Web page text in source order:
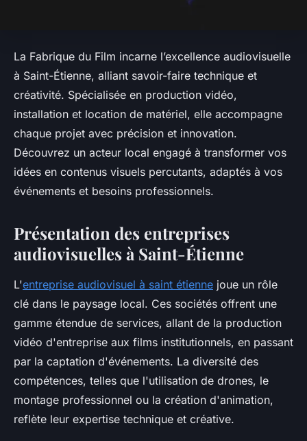
La Fabrique du Film incarne l’excellence audiovisuelle
à Saint-Étienne, alliant savoir-faire technique et
créativité. Spécialisée en production vidéo,
installation et location de matériel, elle accompagne
chaque projet avec précision et innovation.
Découvrez un acteur local engagé à transformer vos
idées en contenus visuels percutants, adaptés à vos
événements et besoins professionnels.
Présentation des entreprises
audiovisuelles à Saint-Étienne
L'entreprise audiovisuel à saint étienne joue un rôle
clé dans le paysage local. Ces sociétés offrent une
gamme étendue de services, allant de la production
vidéo d'entreprise aux films institutionnels, en passant
par la captation d'événements. La diversité des
compétences, telles que l'utilisation de drones, le
montage professionnel ou la création d'animation,
reflète leur expertise technique et créative.